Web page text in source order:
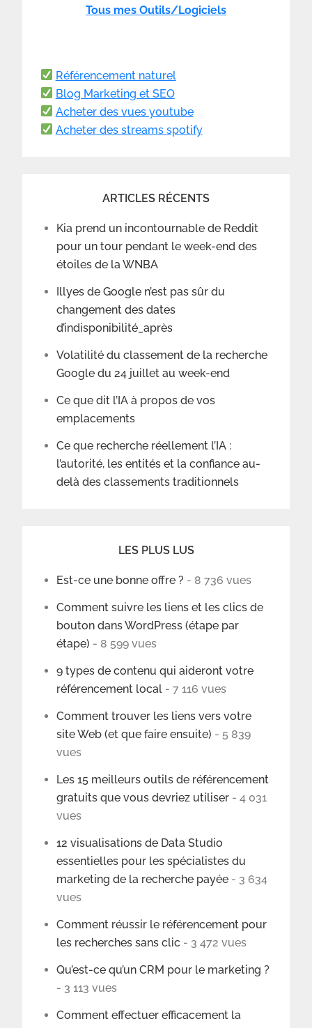
Tous mes Outils/Logiciels
Référencement naturel
Blog Marketing et SEO
Acheter des vues youtube
Acheter des streams spotify
ARTICLES RÉCENTS
Kia prend un incontournable de Reddit
pour un tour pendant le week-end des
étoiles de la WNBA
Illyes de Google n’est pas sûr du
changement des dates
d’indisponibilité_après
Volatilité du classement de la recherche
Google du 24 juillet au week-end
Ce que dit l’IA à propos de vos
emplacements
Ce que recherche réellement l’IA :
l’autorité, les entités et la confiance au-
delà des classements traditionnels
LES PLUS LUS
Est-ce une bonne offre ? - 8 736 vues
Comment suivre les liens et les clics de
bouton dans WordPress (étape par
étape) - 8 599 vues
9 types de contenu qui aideront votre
référencement local - 7 116 vues
Comment trouver les liens vers votre
site Web (et que faire ensuite) - 5 839
vues
Les 15 meilleurs outils de référencement
gratuits que vous devriez utiliser - 4 031
vues
12 visualisations de Data Studio
essentielles pour les spécialistes du
marketing de la recherche payée - 3 634
vues
Comment réussir le référencement pour
les recherches sans clic - 3 472 vues
Qu’est-ce qu’un CRM pour le marketing ?
- 3 113 vues
Comment effectuer efficacement la